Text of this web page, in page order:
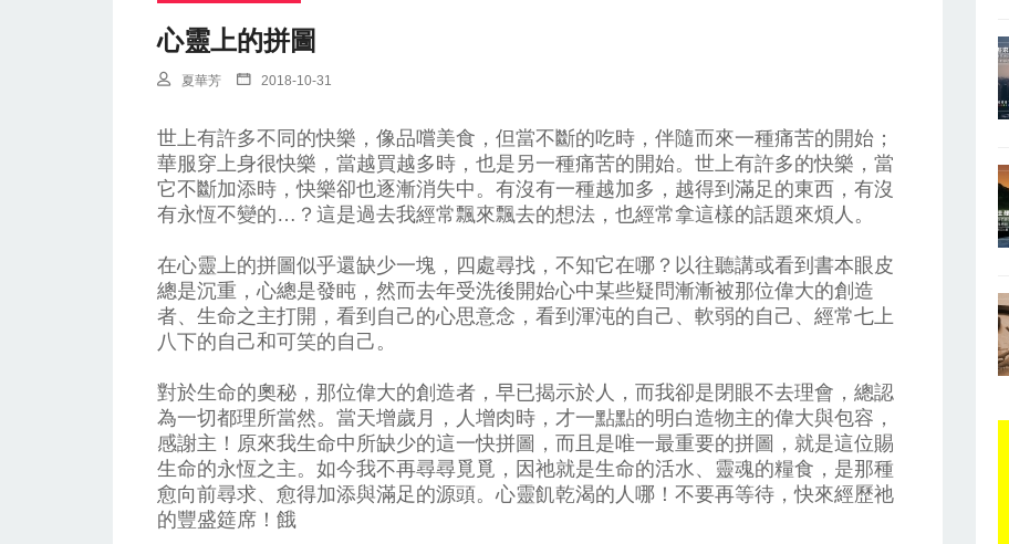
心靈上的拼圖
夏華芳 2018-10-31
世上有許多不同的快樂，像品嚐美食，但當不斷的吃時，伴隨而來一種痛苦的開始；
華服穿上身很快樂，當越買越多時，也是另一種痛苦的開始。世上有許多的快樂，當
它不斷加添時，快樂卻也逐漸消失中。有沒有一種越加多，越得到滿足的東西，有沒
有永恆不變的…？這是過去我經常飄來飄去的想法，也經常拿這樣的話題來煩人。
在心靈上的拼圖似乎還缺少一塊，四處尋找，不知它在哪？以往聽講或看到書本眼皮
總是沉重，心總是發盹，然而去年受洗後開始心中某些疑問漸漸被那位偉大的創造
者、生命之主打開，看到自己的心思意念，看到渾沌的自己、軟弱的自己、經常七上
八下的自己和可笑的自己。
對於生命的奧秘，那位偉大的創造者，早已揭示於人，而我卻是閉眼不去理會，總認
為一切都理所當然。當天增歲月，人增肉時，才一點點的明白造物主的偉大與包容，
感謝主！原來我生命中所缺少的這一快拼圖，而且是唯一最重要的拼圖，就是這位賜
生命的永恆之主。如今我不再尋尋覓覓，因祂就是生命的活水、靈魂的糧食，是那種
愈向前尋求、愈得加添與滿足的源頭。心靈飢乾渴的人哪！不要再等待，快來經歷祂
的豐盛筵席！餓